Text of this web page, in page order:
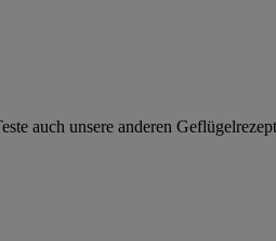
auch unsere anderen